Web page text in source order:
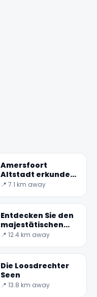
Amersfoort
Altstadt erkunden:
Geschichte und
Niederlanden
📍 7.1 km away
Entdecken Sie den
majestätischen
Domturm von
der
niederländischen
Kultur
📍 12.4 km away
Die Loosdrechter
Seen
📍 13.8 km away
✕